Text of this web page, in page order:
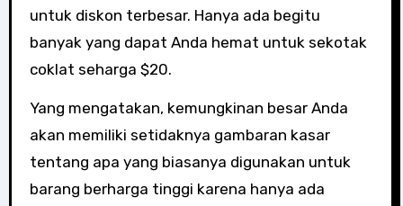
untuk diskon terbesar. Hanya ada begitu
banyak yang dapat Anda hemat untuk sekotak
coklat seharga $20.
Yang mengatakan, kemungkinan besar Anda
akan memiliki setidaknya gambaran kasar
tentang apa yang biasanya digunakan untuk
barang berharga tinggi karena hanya ada